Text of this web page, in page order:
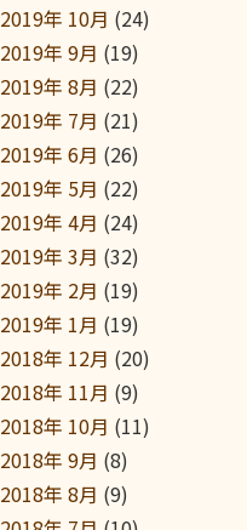
2019年 10月 (24)
2019年 9月 (19)
2019年 8月 (22)
2019年 7月 (21)
2019年 6月 (26)
2019年 5月 (22)
2019年 4月 (24)
2019年 3月 (32)
2019年 2月 (19)
2019年 1月 (19)
2018年 12月 (20)
2018年 11月 (9)
2018年 10月 (11)
2018年 9月 (8)
2018年 8月 (9)